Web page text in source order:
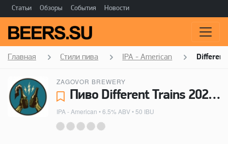
Статьи Обзоры События Новости
Главная Стили пива IPA - American
ZAGOVOR BREWERY
Пиво Different Trains 2026 - Zagovor Brewery
IPA - American • 6.5% ABV • 50 IBU